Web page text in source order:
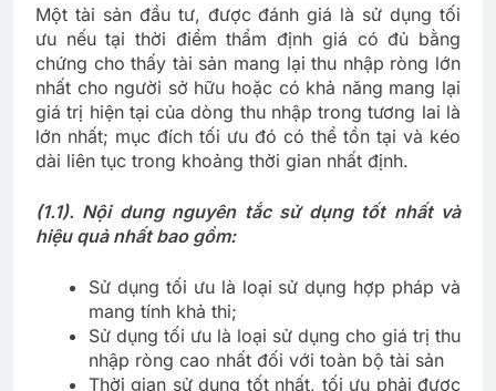
Một tài sản đầu tư, được đánh giá là sử dụng tối
ưu nếu tại thời điểm thẩm định giá có đủ bằng
chứng cho thấy tài sản mang lại thu nhập ròng lớn
nhất cho người sở hữu hoặc có khả năng mang lại
giá trị hiện tại của dòng thu nhập trong tương lai là
lớn nhất; mục đích tối ưu đó có thể tồn tại và kéo
dài liên tục trong khoảng thời gian nhất định.
(1.1). Nội dung nguyên tắc sử dụng tốt nhất và
hiệu quả nhất bao gồm:
Sử dụng tối ưu là loại sử dụng hợp pháp và
mang tính khả thi;
Sử dụng tối ưu là loại sử dụng cho giá trị thu
nhập ròng cao nhất đối với toàn bộ tài sản
Thời gian sử dụng tốt nhất, tối ưu phải được